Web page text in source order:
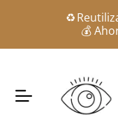
♻️
💰